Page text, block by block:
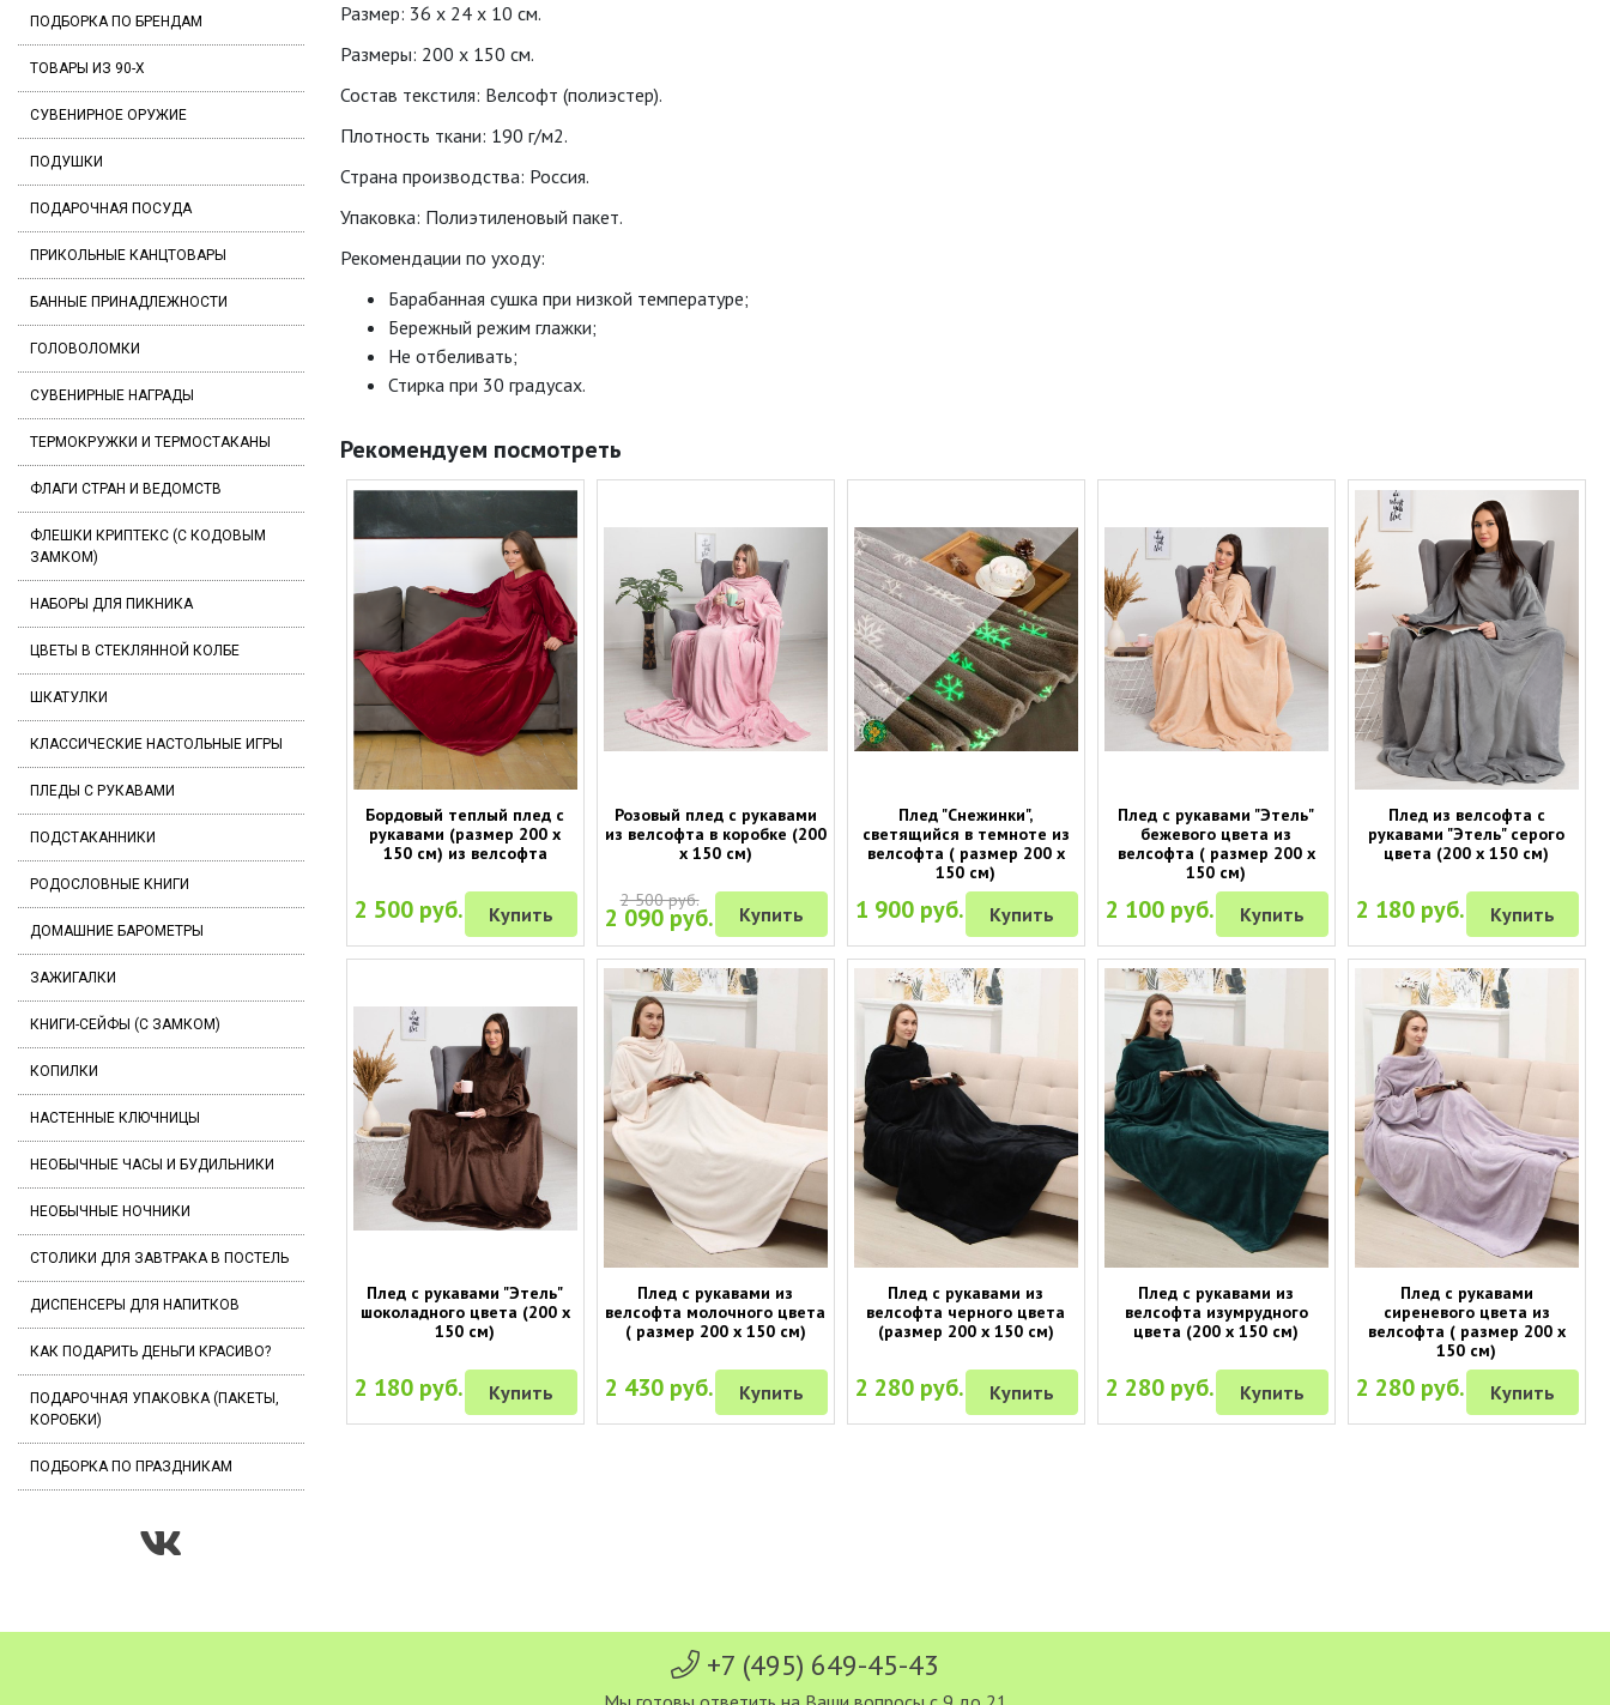
ПОДБОРКА ПО БРЕНДАМ
ТОВАРЫ ИЗ 90-Х
СУВЕНИРНОЕ ОРУЖИЕ
ПОДУШКИ
ПОДАРОЧНАЯ ПОСУДА
ПРИКОЛЬНЫЕ КАНЦТОВАРЫ
БАННЫЕ ПРИНАДЛЕЖНОСТИ
ГОЛОВОЛОМКИ
СУВЕНИРНЫЕ НАГРАДЫ
ТЕРМОКРУЖКИ И ТЕРМОСТАКАНЫ
ФЛАГИ СТРАН И ВЕДОМСТВ
ФЛЕШКИ КРИПТЕКС (С КОДОВЫМ
ЗАМКОМ)
НАБОРЫ ДЛЯ ПИКНИКА
ЦВЕТЫ В СТЕКЛЯННОЙ КОЛБЕ
ШКАТУЛКИ
КЛАССИЧЕСКИЕ НАСТОЛЬНЫЕ ИГРЫ
ПЛЕДЫ С РУКАВАМИ
ПОДСТАКАННИКИ
РОДОСЛОВНЫЕ КНИГИ
ДОМАШНИЕ БАРОМЕТРЫ
ЗАЖИГАЛКИ
КНИГИ-СЕЙФЫ (С ЗАМКОМ)
КОПИЛКИ
НАСТЕННЫЕ КЛЮЧНИЦЫ
НЕОБЫЧНЫЕ ЧАСЫ И БУДИЛЬНИКИ
НЕОБЫЧНЫЕ НОЧНИКИ
СТОЛИКИ ДЛЯ ЗАВТРАКА В ПОСТЕЛЬ
ДИСПЕНСЕРЫ ДЛЯ НАПИТКОВ
КАК ПОДАРИТЬ ДЕНЬГИ КРАСИВО?
ПОДАРОЧНАЯ УПАКОВКА (ПАКЕТЫ,
КОРОБКИ)
ПОДБОРКА ПО ПРАЗДНИКАМ
Размер: 36 х 24 х 10 см.
Размеры: 200 х 150 см.
Состав текстиля: Велсофт (полиэстер).
Плотность ткани: 190 г/м2.
Страна производства: Россия.
Упаковка: Полиэтиленовый пакет.
Рекомендации по уходу:
Барабанная сушка при низкой температуре;
Бережный режим глажки;
Не отбеливать;
Стирка при 30 градусах.
Рекомендуем посмотреть
Бордовый теплый плед с
рукавами (размер 200 х
150 см) из велсофта
2 500 руб. Купить
Розовый плед с рукавами
из велсофта в коробке (200
х 150 см)
2 500 руб.
2 090 руб. Купить
Плед "Снежинки",
светящийся в темноте из
велсофта ( размер 200 х
150 см)
1 900 руб. Купить
Плед с рукавами "Этель"
бежевого цвета из
велсофта ( размер 200 х
150 см)
2 100 руб. Купить
Плед из велсофта с
рукавами "Этель" серого
цвета (200 х 150 см)
2 180 руб. Купить
Плед с рукавами "Этель"
шоколадного цвета (200 х
150 см)
2 180 руб. Купить
Плед с рукавами из
велсофта молочного цвета
( размер 200 х 150 см)
2 430 руб. Купить
Плед с рукавами из
велсофта черного цвета
(размер 200 х 150 см)
2 280 руб. Купить
Плед с рукавами из
велсофта изумрудного
цвета (200 х 150 см)
2 280 руб. Купить
Плед с рукавами
сиреневого цвета из
велсофта ( размер 200 х
150 см)
2 280 руб. Купить
+7 (495) 649-45-43